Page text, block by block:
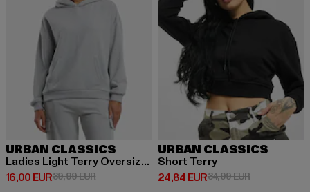
URBAN CLASSICS
Ladies Light Terry Oversized
16,00 EUR
Derzeitiger Preis: 16,00 EUR
39,99 EURAktionspreis: 39,99 EUR
URBAN CLASSICS
Short Terry
24,84 EUR
Derzeitiger Preis: 24,84 EUR
34,99 EURAktionspreis: